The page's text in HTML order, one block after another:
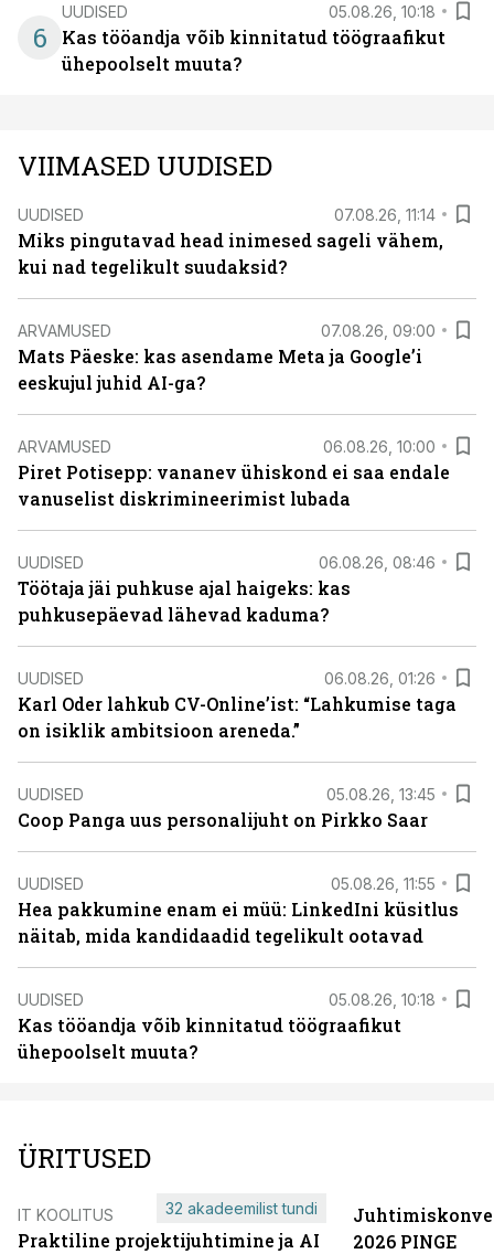
6
UUDISED 05.08.26, 10:18
Kas tööandja võib kinnitatud töögraafikut
ühepoolselt muuta?
VIIMASED UUDISED
UUDISED 07.08.26, 11:14
Miks pingutavad head inimesed sageli vähem,
kui nad tegelikult suudaksid?
ARVAMUSED 07.08.26, 09:00
Mats Päeske: kas asendame Meta ja Google’i
eeskujul juhid AI-ga?
ARVAMUSED 06.08.26, 10:00
Piret Potisepp: vananev ühiskond ei saa endale
vanuselist diskrimineerimist lubada
UUDISED 06.08.26, 08:46
Töötaja jäi puhkuse ajal haigeks: kas
puhkusepäevad lähevad kaduma?
UUDISED 06.08.26, 01:26
Karl Oder lahkub CV-Online’ist: “Lahkumise taga
on isiklik ambitsioon areneda.”
UUDISED 05.08.26, 13:45
Coop Panga uus personalijuht on Pirkko Saar
UUDISED 05.08.26, 11:55
Hea pakkumine enam ei müü: LinkedIni küsitlus
näitab, mida kandidaadid tegelikult ootavad
UUDISED 05.08.26, 10:18
Kas tööandja võib kinnitatud töögraafikut
ühepoolselt muuta?
ÜRITUSED
IT KOOLITUS
Praktiline projektijuhtimine ja AI
32 akadeemilist tundi
2026 PINGE